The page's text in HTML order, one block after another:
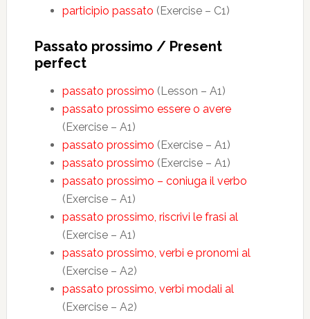
participio passato (Exercise – C1)
Passato prossimo / Present
perfect
passato prossimo (Lesson – A1)
passato prossimo essere o avere
(Exercise – A1)
passato prossimo (Exercise – A1)
passato prossimo (Exercise – A1)
passato prossimo – coniuga il verbo
(Exercise – A1)
passato prossimo, riscrivi le frasi al
(Exercise – A1)
passato prossimo, verbi e pronomi al
(Exercise – A2)
passato prossimo, verbi modali al
(Exercise – A2)